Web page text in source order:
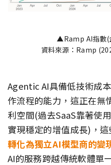
▲Ramp AI指數(
資料來源：Ramp
Agentic AI具備低技術成
作流程的能力，這正在無
利空間(過去SaaS靠著使
實現穩定的增值成長)，這
轉化為獨立AI模型商的變
AI的服務跨越傳統軟體單